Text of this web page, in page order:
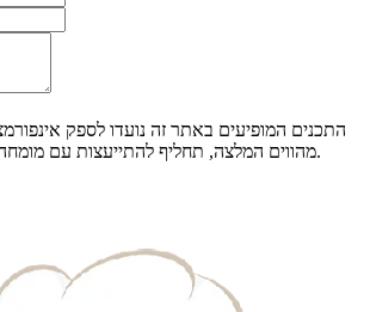
התכנים המופיעים באתר זה נועדו לספק
מהווים המלצה, תחליף להתייעצות עם מומחה או קבלת ייעוץ רפואי.